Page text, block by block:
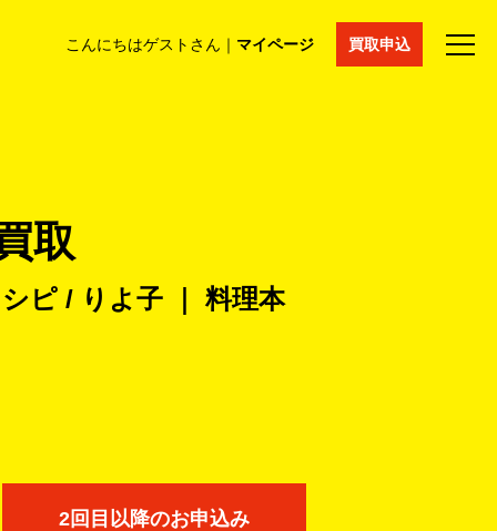
こんにちはゲストさん｜ マイページ 買取申込
コラム マイページ 採用情報 通販サイト
取
ピ / りよ子 ｜ 料理本
2回目以降のお申込み